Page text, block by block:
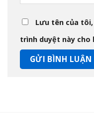
Lưu tên của
trình duyệt này cho